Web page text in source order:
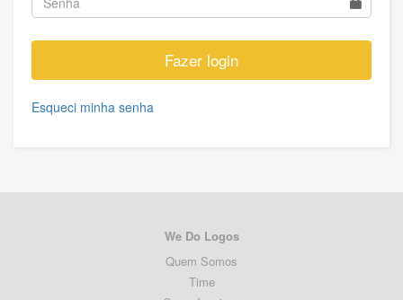
Fazer login
Esqueci minha senha
We Do Logos
Quem Somos
Time